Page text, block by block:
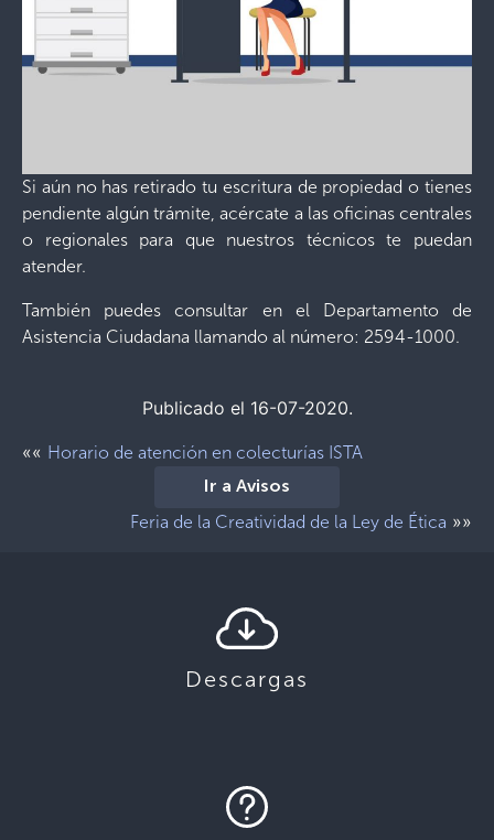
Si aún no has retirado tu escritura de propiedad o tienes
pendiente algún trámite, acércate a las oficinas centrales
o regionales para que nuestros técnicos te puedan
atender.
También puedes consultar en el Departamento de
Asistencia Ciudadana llamando al número: 2594-1000.
Publicado el 16-07-2020.
«« Horario de atención en colecturías ISTA
Ir a Avisos
Feria de la Creatividad de la Ley de Ética »»
Descargas